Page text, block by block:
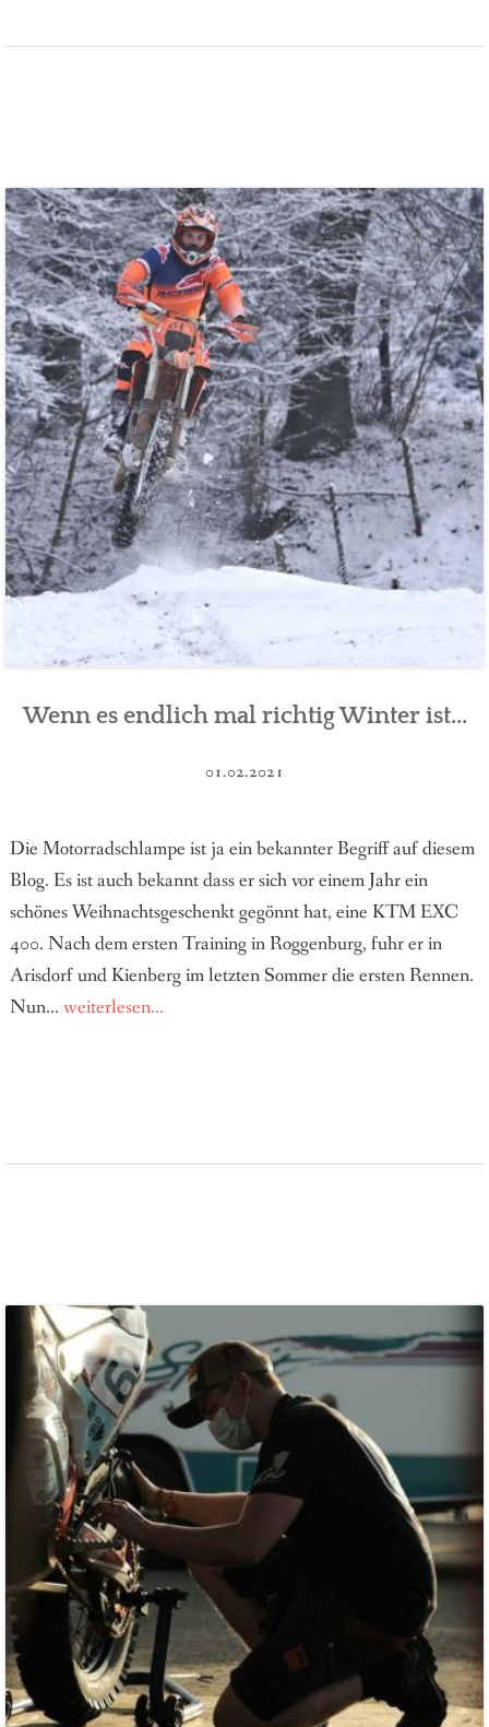
Wenn es endlich mal richtig Winter ist...
01.02.2021
Die Motorradschlampe ist ja ein bekannter Begriff auf diesem
Blog. Es ist auch bekannt dass er sich vor einem Jahr ein
schönes Weihnachtsgeschenkt gegönnt hat, eine KTM EXC
400. Nach dem ersten Training in Roggenburg, fuhr er in
Arisdorf und Kienberg im letzten Sommer die ersten Rennen.
Nun... weiterlesen...